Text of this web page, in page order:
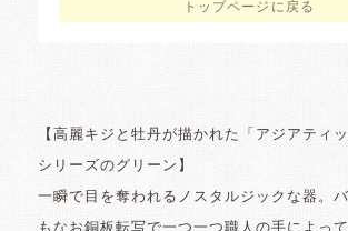
トップページに戻る
【高麗キジと牡丹が描かれた「アジアティ
シリーズのグリーン】
一瞬で目を奪われるノスタルジックな器。
もなお銅板転写で一つ一つ職人の手によっ